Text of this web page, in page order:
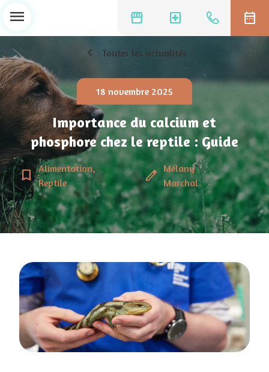
storefront local_hospital date_range
menu
chevron_left Toutes les actualités
18 novembre 2025
Importance du calcium et
phosphore chez le reptile : Guide
bookmark_border Alimentation,
Reptile
edit Mélany
Marchal